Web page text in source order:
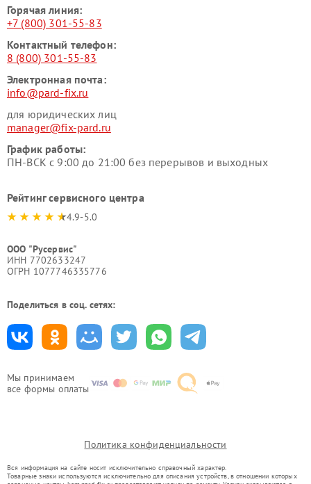
Мы принимаем
все формы оплаты
Горячая линия:
+7 (800) 301-55-83
Контактный телефон:
8 (800) 301-55-83
Электронная почта:
info@pard-fix.ru
для юридических лиц
manager@fix-pard.ru
График работы:
ПН-ВСК с 9:00 до 21:00 без перерывов и выходных
Рейтинг сервисного центра
4.9-5.0
ООО "Русервис"
ИНН 7702633247
ОГРН 1077746335776
Поделиться в соц. сетях:
Политика конфиденциальности
Вся информация на сайте носит исключительно справочный характер.
Товарные знаки используются исключительно для описания устройств, в отношении которых